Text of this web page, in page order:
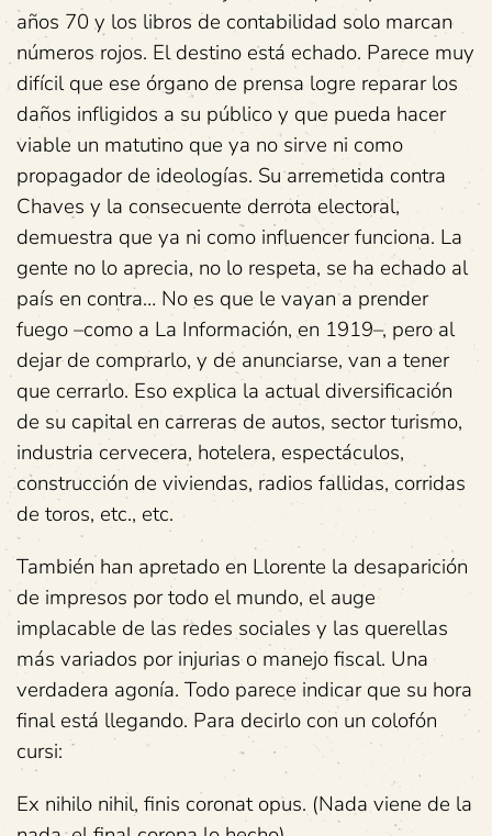
años 70 y los libros de contabilidad solo marcan
números rojos. El destino está echado. Parece muy
difícil que ese órgano de prensa logre reparar los
daños infligidos a su público y que pueda hacer
viable un matutino que ya no sirve ni como
propagador de ideologías. Su arremetida contra
Chaves y la consecuente derrota electoral,
demuestra que ya ni como influencer funciona. La
gente no lo aprecia, no lo respeta, se ha echado al
país en contra… No es que le vayan a prender
fuego –como a La Información, en 1919–, pero al
dejar de comprarlo, y de anunciarse, van a tener
que cerrarlo. Eso explica la actual diversificación
de su capital en carreras de autos, sector turismo,
industria cervecera, hotelera, espectáculos,
construcción de viviendas, radios fallidas, corridas
de toros, etc., etc.
También han apretado en Llorente la desaparición
de impresos por todo el mundo, el auge
implacable de las redes sociales y las querellas
más variados por injurias o manejo fiscal. Una
verdadera agonía. Todo parece indicar que su hora
final está llegando. Para decirlo con un colofón
cursi:
Ex nihilo nihil, finis coronat opus. (Nada viene de la